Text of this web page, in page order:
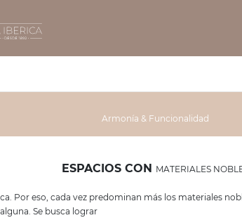
Armonía & Funcionalidad
ESPACIOS CON MATERIALES
Por eso, cada vez predominan más los materiales
Se busca lograr